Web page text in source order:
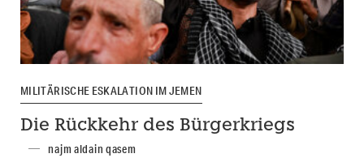
MILITÄRISCHE ESKALATION IM JEMEN
Die Rückkehr des Bürgerkriegs
najm aldain qasem